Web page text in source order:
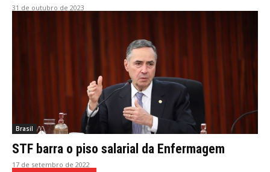
31 de outubro de 2023
Brasil
STF barra o piso salarial da Enfermagem
17 de setembro de 2022